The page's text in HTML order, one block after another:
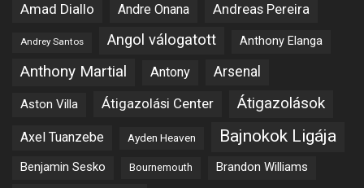
Amad Diallo Andre Onana Andreas Pereira
Andrey Santos Angol válogatott Anthony Elanga
Anthony Martial Antony Arsenal
Aston Villa Átigazolási Center Átigazolások
Axel Tuanzebe Ayden Heaven Bajnokok Ligája
Benjamin Sesko Bournemouth Brandon Williams